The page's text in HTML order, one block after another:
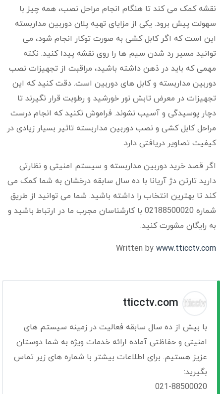
نقشه کمک می کند تا هنگام انجام مراحل نصب، همه چیز با
سهولت پیش برود. یکی از مزایای تهیه پلان دوربین مداربسته
این است که اگر کابل کشی به صورت توکار انجام شود، می
توانید مسیر رد شدن سیم ها را روی نقشه پیدا کنید. نکته
مهمی که باید در ذهن داشته باشید، مراقبت از تجهیزات نصب
دوربین مداربسته و کابل های دوربین است. دقت کنید که این
تجهیزات در معرض تابش نور خورشید و رطوبت قرار نگیرند تا
دچار پوسیدگی و آسیب نشوند. فراموش نکنید که انجام درست
مراحل کابل کشی و نصب دوربین مداربسته تاثیر بسیار زیادی در
کیفیت تصاویر دریافتی دارد.
اگر قصد خرید دوربین مداربسته و سیستم امنیتی و نظارتی
دارید تارتن دژ آریانا با ده سال سابقه درخشان به شما کمک می
کند تا بهترین انتخاب را داشته باشید. شما می توانید از طریق
شماره 02188500020 با کارشناسان مجرب ما در ارتباط باشید و
به رایگان مشورت کنید.
Written by www.tticctv.com
tticctv.com
با بیش از ده سال سابقه فعالیت در زمینه سیستم های
امنیتی و حفاظتی آماده ارائه خدمات ویژه به شما دوستان
عزیز هستیم. برای اطلاعات بیشتر با شماره های زیر تماس
بگیرید:
021-88500020